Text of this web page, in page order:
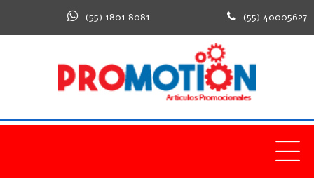
(55) 1801 8081 (55) 40005627